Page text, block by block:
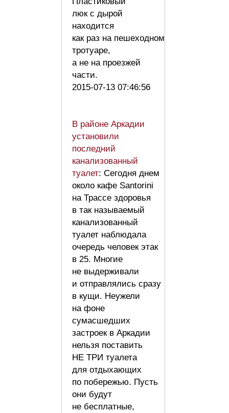
люк с дырой
находится
как раз на пешеходном
тротуаре,
а не на проезжей
части.
2015-07-13 07:46:56
В районе Аркадии
установили
последний
канализованный
туалет: Сегодня днем
около кафе Santorini
на Трассе здоровья
в так называемый
канализованный
туалет наблюдала
очередь человек этак
в 25. Многие
не выдерживали
и отправлялись сразу
в кущи. Неужели
на фоне
сумасшедших
застроек в Аркадии
нельзя поставить
НЕ ТРИ туалета
для отдыхающих
по побережью. Пусть
они будут
не бесплатные,